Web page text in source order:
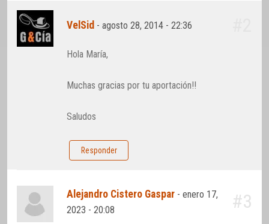
VelSid -agosto 28, 2014 - 22:36
Hola María,
Muchas gracias por tu aportación!!
Saludos
Responder
Alejandro Cistero Gaspar -enero 17,
2023 - 20:08
#3